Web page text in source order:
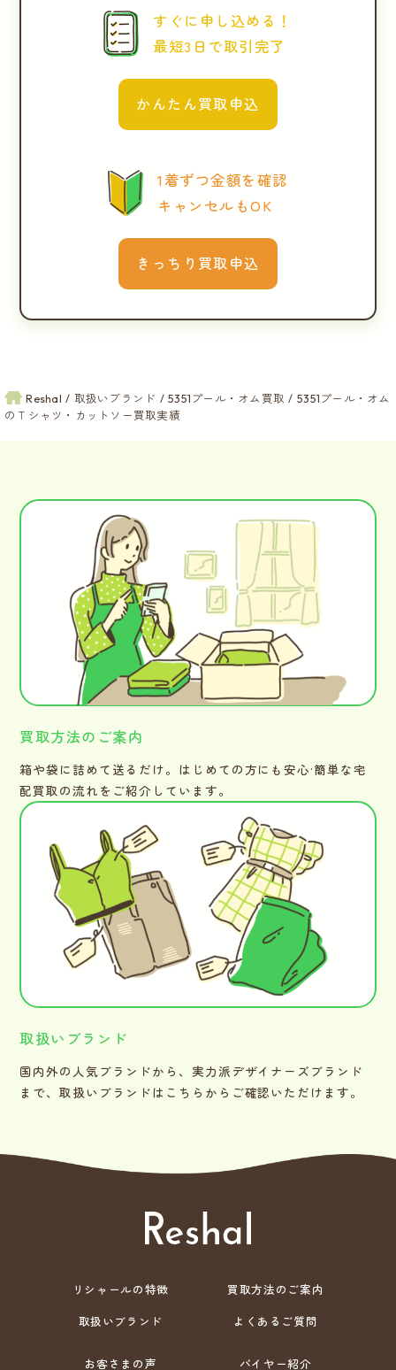
すぐに申し込める！
最短3日で取引完了
かんたん買取申込
1着ずつ金額を確認
キャンセルもOK
きっちり買取申込
Reshal 取扱いブランド 5351プール・オム買取
5351プール・オム
のＴシャツ・カットソー買取実績
買取方法のご案内
箱や袋に詰めて送るだけ。はじめての方にも安心·簡単な宅
配買取の流れをご紹介しています。
取扱いブランド
国内外の人気ブランドから、実力派デザイナーズブランド
まで、取扱いブランドはこちらからご確認いただけます。
リシャールの特徴
買取方法のご案内
取扱いブランド
よくあるご質問
お客さまの声 バイヤー紹介